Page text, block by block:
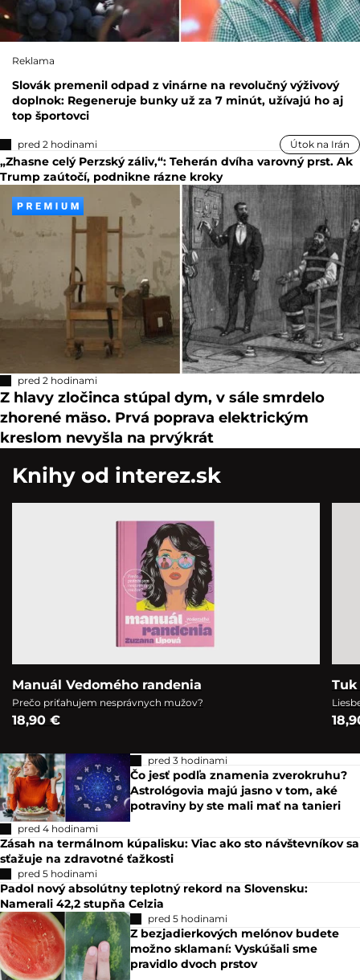
Reklama
Slovák premenil odpad z vinárne na revolučný výživový
doplnok: Regeneruje bunky už za 7 minút, užívajú ho aj
top športovci
pred 2 hodinami Útok na Irán
„Zhasne celý Perzský záliv,“: Teherán dvíha varovný prst. Ak
Trump zaútočí, podnikne rázne kroky
pred 2 hodinami
Z hlavy zločinca stúpal dym, v sále smrdelo
zhorené mäso. Prvá poprava elektrickým
kreslom nevyšla na prvýkrát
Knihy od interez.sk
Manuál Vedomého randenia
Prečo priťahujem nesprávnych mužov?
18,90 €
pred 3 hodinami
Čo jesť podľa znamenia zverokruhu?
Astrológovia majú jasno v tom, aké
potraviny by ste mali mať na tanieri
pred 4 hodinami
Zásah na termálnom kúpalisku: Viac ako sto návštevníkov sa
sťažuje na zdravotné ťažkosti
pred 5 hodinami
Padol nový absolútny teplotný rekord na Slovensku:
Namerali 42,2 stupňa Celzia
pred 5 hodinami
Z bezjadierkových melónov budete
možno sklamaní: Vyskúšali sme
pravidlo dvoch prstov